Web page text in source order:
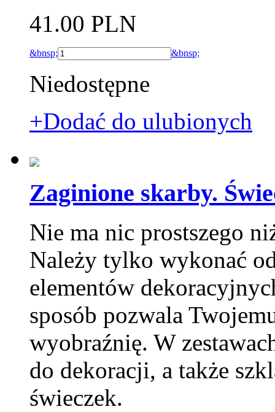
41.00 PLN
&bnsp; &bnsp;
Niedostępne
+Dodać do ulubionych
Zaginione skarby.
Nie ma nic prostszego
Należy tylko wykonać
elementów
sposób pozwala
wyobraźnię. W
do dekoracji, a także
świeczek.